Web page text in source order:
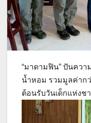
“มาดามฟิน” ปันควา
น้ำหอม รวมมูลค่าก
ต้อนรับวันเด็กแห่งช